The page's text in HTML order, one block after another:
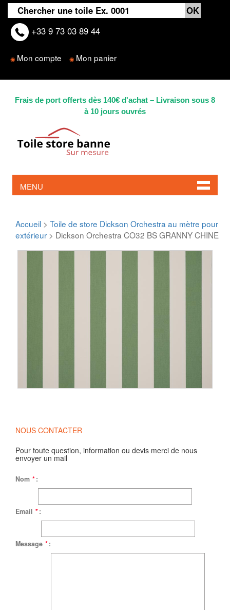
+33 9 73 03 89 44
◉ Mon compte ◉ Mon panier
Frais de port offerts dès 140€ d'achat – Livraison sous 8
à 10 jours ouvrés
MENU
Accueil >Toile de store Dickson Orchestra au mètre pour
extérieur > Dickson Orchestra CO32 BS GRANNY CHINE
NOUS CONTACTER
Pour toute question, information ou devis merci de nous
envoyer un mail
Nom * :
Email * :
Message * :